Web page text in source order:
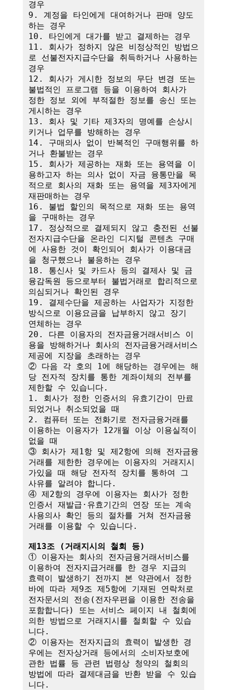
경우
9. 계정을 타인에게 대여하거나 판매 양도
하는 경우
10. 타인에게 대가를 받고 결제하는 경우
11. 회사가 정하지 않은 비정상적인 방법으
로 선불전자지급수단을 취득하거나 사용하는
경우
12. 회사가 게시한 정보의 무단 변경 또는
불법적인 프로그램 등을 이용하여 회사가
정한 정보 외에 부적절한 정보를 송신 또는
게시하는 경우
13. 회사 및 기타 제3자의 명예를 손상시
키거나 업무를 방해하는 경우
14. 구매의사 없이 반복적인 구매행위를 하
거나 환불받는 경우
15. 회사가 제공하는 재화 또는 용역을 이
용하고자 하는 의사 없이 자금 융통만을 목
적으로 회사의 재화 또는 용역을 제3자에게
재판매하는 경우
16. 불법 할인의 목적으로 재화 또는 용역
을 구매하는 경우
17. 정상적으로 결제되지 않고 충전된 선불
전자지급수단을 온라인 디지털 콘텐츠 구매
에 사용한 것이 확인되어 회사가 이용대금
을 청구했으나 불응하는 경우
18. 통신사 및 카드사 등의 결제사 및 금
융감독원 등으로부터 불법거래로 합리적으로
의심되거나 확인된 경우
19. 결제수단을 제공하는 사업자가 지정한
방식으로 이용요금을 납부하지 않고 장기
연체하는 경우
20. 다른 이용자의 전자금융거래서비스 이
용을 방해하거나 회사의 전자금융거래서비스
제공에 지장을 초래하는 경우
② 다음 각 호의 1에 해당하는 경우에는 해
당 전자적 장치를 통한 계좌이체의 전부를
제한할 수 있습니다.
1. 회사가 정한 인증서의 유효기간이 만료
되었거나 취소되었을 때
2. 컴퓨터 또는 전화기로 전자금융거래를
이용하는 이용자가 12개월 이상 이용실적이
없을 때
③ 회사가 제1항 및 제2항에 의해 전자금융
거래를 제한한 경우에는 이용자의 거래지시
가있을 때 해당 전자적 장치를 통하여 그
사유를 알려야 합니다.
④ 제2항의 경우에 이용자는 회사가 정한
인증서 재발급·유효기간의 연장 또는 계속
사용의사 확인 등의 절차를 거쳐 전자금융
거래를 이용할 수 있습니다.
제13조 (거래지시의 철회 등)
① 이용자는 회사의 전자금융거래서비스를
이용하여 전자지급거래를 한 경우 지급의
효력이 발생하기 전까지 본 약관에서 정한
바에 따라 제9조 제5항에 기재된 연락처로
전자문서의 전송(전자우편을 이용한 전송을
포함합니다) 또는 서비스 페이지 내 철회에
의한 방법으로 거래지시를 철회할 수 있습
니다.
② 이용자는 전자지급의 효력이 발생한 경
우에는 전자상거래 등에서의 소비자보호에
관한 법률 등 관련 법령상 청약의 철회의
방법에 따라 결제대금을 반환 받을 수 있습
니다.